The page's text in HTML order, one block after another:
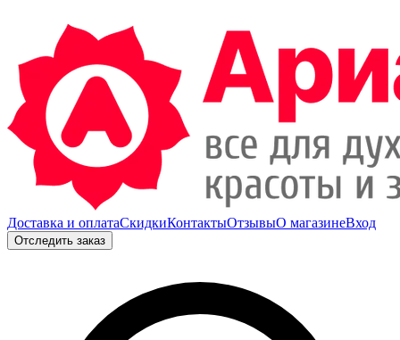
Доставка и оплатаСкидкиКонтактыОтзывыО магазинеВход
Отследить заказ